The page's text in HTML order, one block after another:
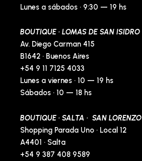
Lunes a sábados · 9:30 — 19 hs
BOUTIQUE · LOMAS DE SAN ISIDRO
Av. Diego Carman 415
B1642 · Buenos Aires
+54 9 11 7125 4033
Lunes a viernes · 10 — 19 hs
Sábados · 10 — 18 hs
BOUTIQUE · SALTA · SAN LORENZO
Shopping Parada Uno · Local 12
A4401 · Salta
+54 9 387 408 9589